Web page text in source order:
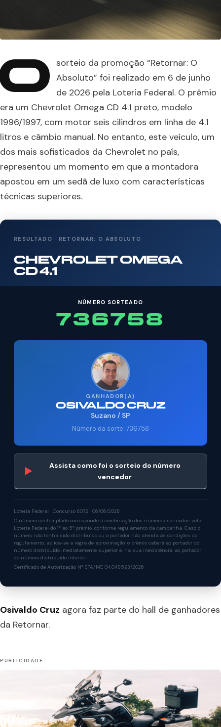
sorteio da promoção “Retornar: O
Absoluto” foi realizado em 6 de junho
de 2026 pela Loteria Federal. O prêmio
era um Chevrolet Omega CD 4.1 preto, modelo
1996/1997, com motor seis cilindros em linha de 4.1
litros e câmbio manual. No entanto, este veículo, um
dos mais sofisticados da Chevrolet no país,
representou um momento em que a montadora
apostou em um sedã de luxo com características
técnicas superiores.
RESULTADO · RETORNAR: O ABSOLUTO
CHEVROLET OMEGA
CD 4.1
NÚMERO SORTEADO
736758
GANHADOR(A)
OSIVALDO CRUZ
Suzano / SP
Número da sorte: 736758
▶
Assista como foi o sorteio do número
vencedor
Loteria Federal · Concurso 6072 · 06/06/2026
O número contemplado corresponde à combinação dos números sorteados pela
Loteria Federal do 1º ao 5º prêmio, conforme regulamento da campanha. Caso o
número não tenha sido distribuído ou o portador não atenda às condições do
regulamento, aplica-se a regra de aproximação: o prêmio caberá ao portador do
número distribuído imediatamente superior e, na sua inexistência, ao portador
do número distribuído inferior.
Certificado de Autorização Nº SPA/ME 04.048593/2026
Osivaldo Cruz agora faz parte do hall de ganhadores
da Retornar.